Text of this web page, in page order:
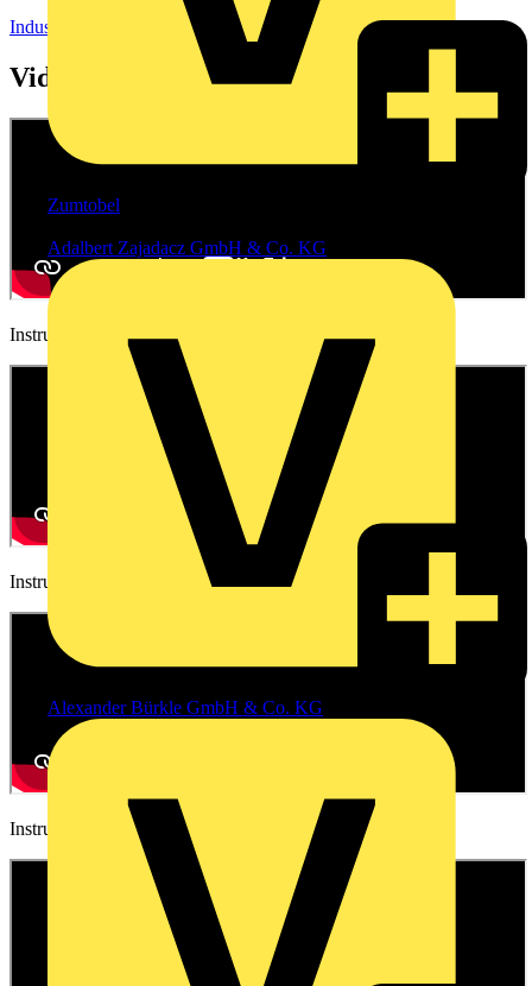
Zumtobel
Adalbert Zajadacz GmbH & Co. KG
Alexander Bürkle GmbH & Co. KG
Industrie- und Sondersteckvorrichtungen
Videos
Instructional video
Instructional video
Instructional video